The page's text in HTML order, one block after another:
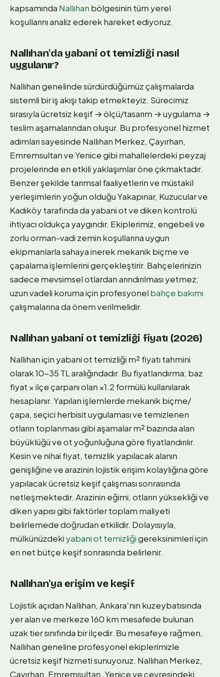
kapsamında Nallıhan bölgesinin tüm yerel
koşullarını analiz ederek hareket ediyoruz.
Nallıhan'da yabani ot temizliği nasıl
uygulanır?
Nallıhan genelinde sürdürdüğümüz çalışmalarda
sistemli bir iş akışı takip etmekteyiz. Sürecimiz
sırasıyla ücretsiz keşif → ölçü/tasarım → uygulama →
teslim aşamalarından oluşur. Bu profesyonel hizmet
adımları sayesinde Nallıhan Merkez, Çayırhan,
Emremsultan ve Yenice gibi mahallelerdeki peyzaj
projelerinde en etkili yaklaşımlar öne çıkmaktadır.
Benzer şekilde tarımsal faaliyetlerin ve müstakil
yerleşimlerin yoğun olduğu Yakapınar, Kuzucular ve
Kadıköy tarafında da yabani ot ve diken kontrolü
ihtiyacı oldukça yaygındır. Ekiplerimiz, engebeli ve
zorlu orman-vadi zemin koşullarına uygun
ekipmanlarla sahaya inerek mekanik biçme ve
çapalama işlemlerini gerçekleştirir. Bahçelerinizin
sadece mevsimsel otlardan arındırılması yetmez;
uzun vadeli koruma için profesyonel bahçe bakımı
çalışmalarına da önem verilmelidir.
Nallıhan yabani ot temizliği fiyatı (2026)
Nallıhan için yabani ot temizliği m² fiyatı tahmini
olarak 10-35 TL aralığındadır. Bu fiyatlandırma; baz
fiyat × ilçe çarpanı olan ×1.2 formülü kullanılarak
hesaplanır. Yapılan işlemlerde mekanik biçme/
çapa, seçici herbisit uygulaması ve temizlenen
otların toplanması gibi aşamalar m² bazında alan
büyüklüğü ve ot yoğunluğuna göre fiyatlandırılır.
Kesin ve nihai fiyat, temizlik yapılacak alanın
genişliğine ve arazinin lojistik erişim kolaylığına göre
yapılacak ücretsiz keşif çalışması sonrasında
netleşmektedir. Arazinin eğimi, otların yüksekliği ve
diken yapısı gibi faktörler toplam maliyeti
belirlemede doğrudan etkilidir. Dolayısıyla,
mülkünüzdeki yabani ot temizliğigereksinimleri için
en net bütçe keşif sonrasında belirlenir.
Nallıhan'ya erişim ve keşif
Lojistik açıdan Nallıhan, Ankara'nın kuzeybatısında
yer alan ve merkeze 160 km mesafede bulunan
uzak tier sınıfında bir ilçedir. Bu mesafeye rağmen,
Nallıhan geneline profesyonel ekiplerimizle
ücretsiz keşif hizmeti sunuyoruz. Nallıhan Merkez,
Çayırhan, Emremsultan, Yenice ve çevresindeki